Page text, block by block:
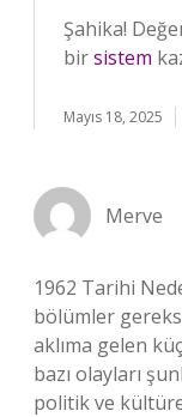
Şahika!
birsistem
Mayıs 18, 2025
Merve
1962 Tarihi
bölümler
aklıma gelen
bazı olayları
politik ve